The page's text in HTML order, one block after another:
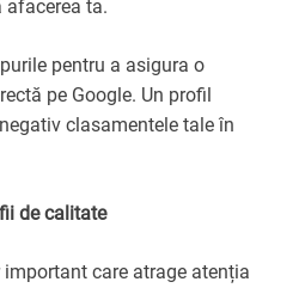
ta.
pentru a asigura o
pe Google. Un profil
clasamentele tale în
de calitate
care atrage atenția